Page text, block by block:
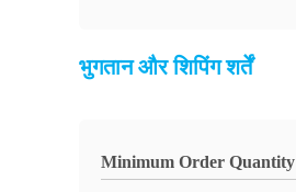
भुगतान और शिपिंग शर्तें
Minimum Order Quantity